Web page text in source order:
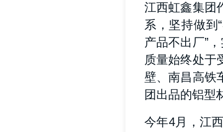
江西虹鑫集团
系，坚持做到
产品不出厂”
质量始终处于
壁、南昌高铁
团出品的铝型
今年4月，江